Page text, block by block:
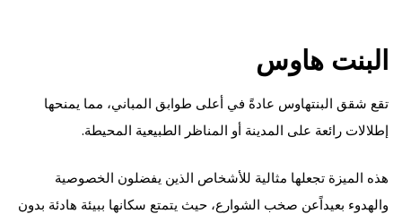
البنت هاوس
تقع شقق البنتهاوس عادةً في أعلى طوابق المباني، مما يمنحها
إطلالات رائعة على المدينة أو المناظر الطبيعية المحيطة.
هذه الميزة تجعلها مثالية للأشخاص الذين يفضلون الخصوصية
والهدوء بعيداًعن صخب الشوارع، حيث يتمتع سكانها ببيئة هادئة بدون